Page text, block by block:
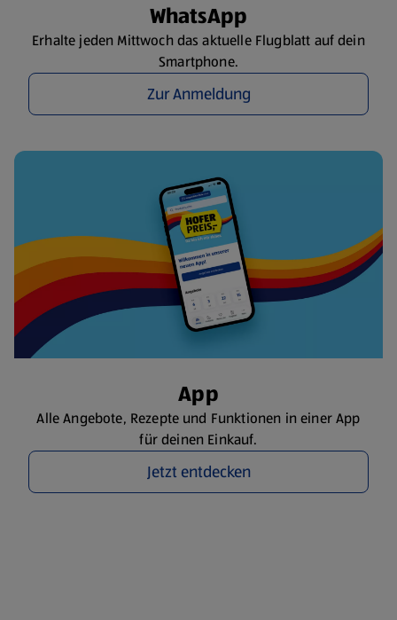
WhatsApp
Erhalte jeden Mittwoch das aktuelle Flugblatt auf dein
Smartphone.
Zur Anmeldung
App
Alle Angebote, Rezepte und Funktionen in einer App
für deinen Einkauf.
Jetzt entdecken